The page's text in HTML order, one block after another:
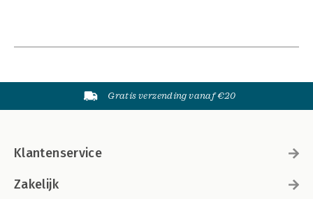
Gratis verzending vanaf €20
Klantenservice
Zakelijk